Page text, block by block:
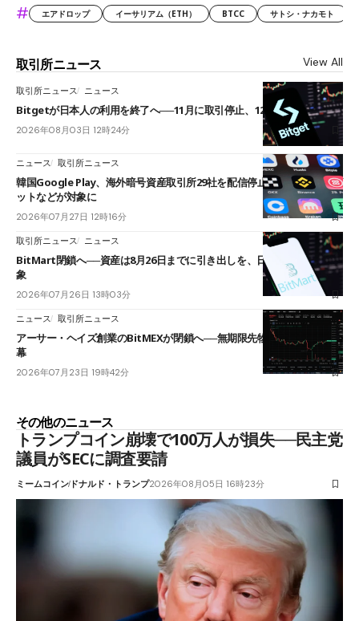
# エアドロップ イーサリアム（ETH） BTCC サトシ・ナカモト
取引所ニュース View All
取引所ニュース ニュース
Bitgetが日本人の利用を終了へ──11月に取引停止、12月末に強制決済
2026年08月03日 12時24分
ニュース 取引所ニュース
韓国Google Play、海外暗号資産取引所29社を配信停止──OKXやバイビ
ットなどが対象に
2026年07月27日 12時16分
取引所ニュース ニュース
BitMart閉鎖へ──資産は8月26日までに引き出しを、日本人利用者も対
象
2026年07月26日 13時03分
ニュース 取引所ニュース
アーサー・ヘイズ創業のBitMEXが閉鎖へ──無期限先物を生んだ11年に
幕
2026年07月23日 19時42分
その他のニュース
トランプコイン崩壊で100万人が損失──民主党
議員がSECに調査要請
ミームコインドナルド・トランプ2026年08月05日 16時23分